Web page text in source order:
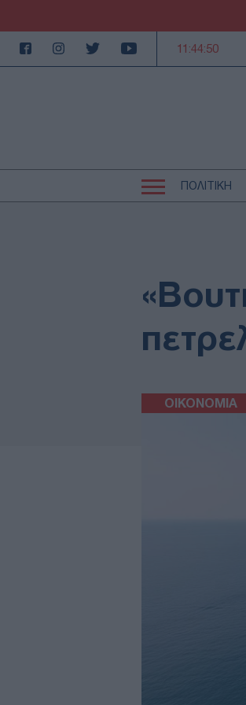
11:44:51
ΠΟΛΙΤΙΚΗ
AUTO - MOTO
ΟΙΚΟΝΟΜΙΑ